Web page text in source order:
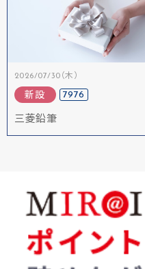
2026/07/30（木）
新設 7976
三菱鉛筆